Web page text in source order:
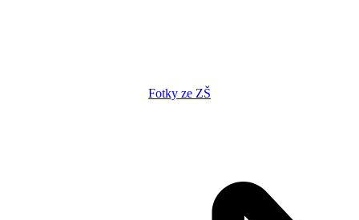
Fotky ze ZŠ